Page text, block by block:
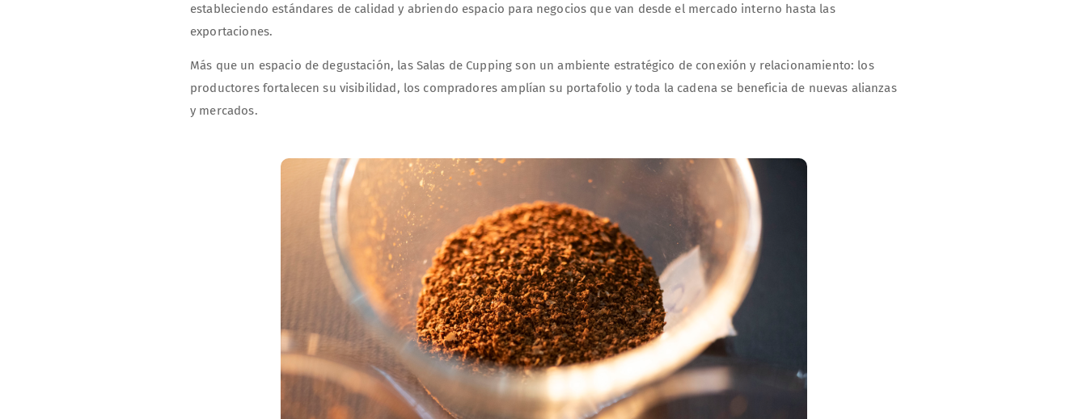
estableciendo estándares de calidad y abriendo espacio para negocios que van desde el mercado interno hasta las
exportaciones.
Más que un espacio de degustación, las Salas de Cupping son un ambiente estratégico de conexión y relacionamiento: los
productores fortalecen su visibilidad, los compradores amplían su portafolio y toda la cadena se beneficia de nuevas alianzas
y mercados.